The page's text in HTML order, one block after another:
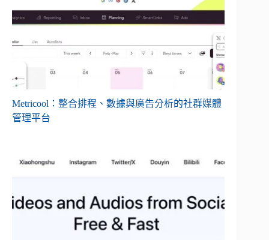
Metricool：整合排程、數據與廣告分析的社群媒體
管理平台